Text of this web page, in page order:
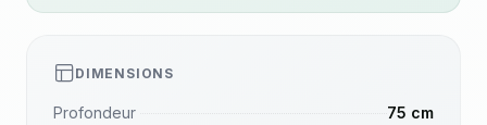
DIMENSIONS
Profondeur
75 cm